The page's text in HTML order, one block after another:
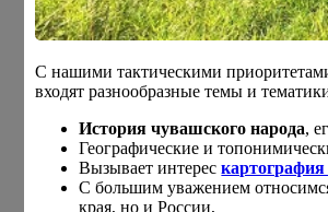
С нашими тактическими
входят разнообразные темы и
История чувашского народа,
Географические и
Вызывает интерес
С большим уважением
края, но и России,